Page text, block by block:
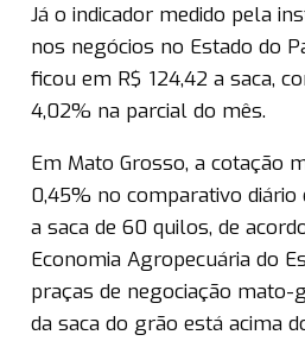
Já o indicador medido pela
nos negócios no Estado do
ficou em R$ 124,42 a saca,
4,02% na parcial do mês.
Em Mato Grosso, a cotação
0,45% no comparativo diário
a saca de 60 quilos, de
Economia Agropecuária do
praças de negociação
da saca do grão está acima